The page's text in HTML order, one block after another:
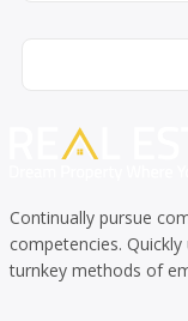
Continually pursue
competencies.
turnkey methods of